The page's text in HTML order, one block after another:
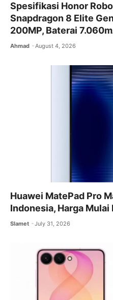
Spesifikasi Honor
Snapdragon 8 Elite
200MP, Baterai
Ahmad August 4, 2026
Huawei MatePad Pro
Indonesia, Harga Mulai
Slamet July 31, 2026